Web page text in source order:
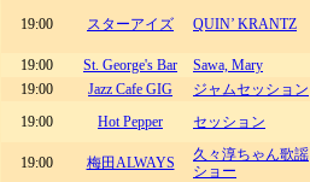
19:00 スターアイズ QUIN’ KRANTZ
19:00
St. George's Bar Sawa, Mary
19:00
Jazz Cafe GIG ジャムセッション
19:00
Hot Pepper セッション
19:00
梅田ALWAYS
久々淳ちゃん歌謡
ショー